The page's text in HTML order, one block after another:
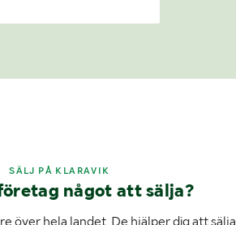
SÄLJ PÅ KLARAVIK
något att sälja?
över hela landet. De hjälper dig att sälja